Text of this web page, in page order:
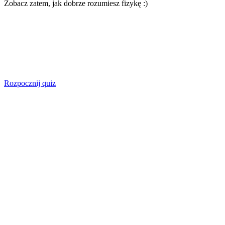
Zobacz zatem, jak dobrze rozumiesz fizykę :)
Rozpocznij quiz